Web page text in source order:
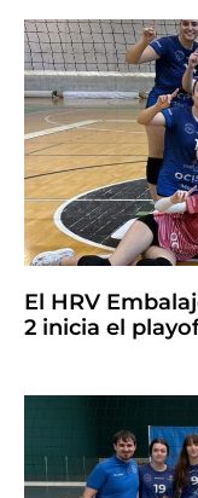
El HRV
2 inicia el